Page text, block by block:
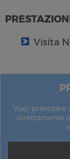
Vuoi prenotare
direttamente
Visita